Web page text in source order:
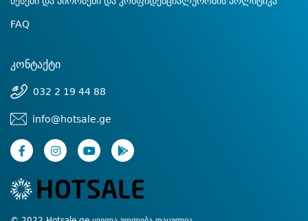
FAQ
კონტაქტი
032 2 19 44 88
info@hotsale.ge